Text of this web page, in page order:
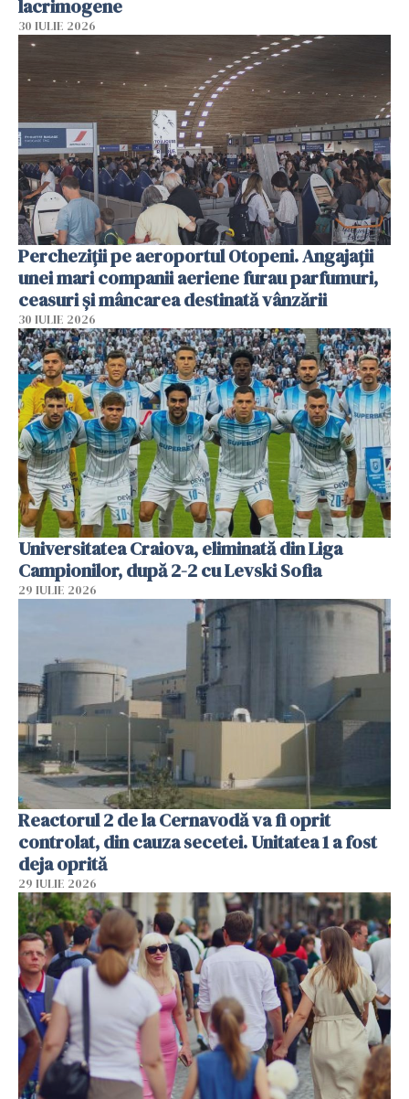
lacrimogene
30 IULIE 2026
Percheziții pe aeroportul Otopeni. Angajații
unei mari companii aeriene furau parfumuri,
ceasuri și mâncarea destinată vânzării
30 IULIE 2026
Universitatea Craiova, eliminată din Liga
Campionilor, după 2-2 cu Levski Sofia
29 IULIE 2026
Reactorul 2 de la Cernavodă va fi oprit
controlat, din cauza secetei. Unitatea 1 a fost
deja oprită
29 IULIE 2026